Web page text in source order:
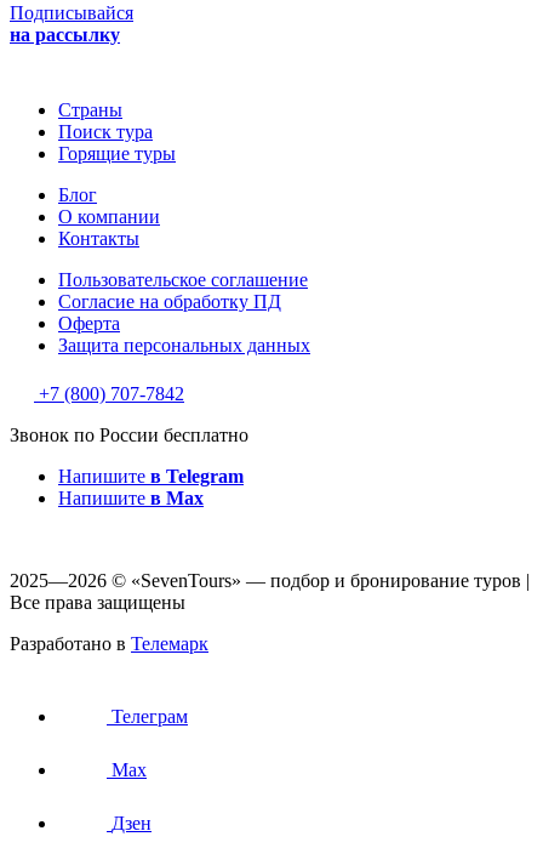
Подписывайся
на рассылку
Страны
Поиск тура
Горящие туры
Блог
О компании
Контакты
Пользовательское соглашение
Согласие на обработку ПД
Оферта
Защитa персональных данных
+7 (800) 707-7842
Звонок по России бесплатно
Напишите в Telegram
Напишите в Max
2025—2026 © «SevenTours» — подбор и бронирование туров |
Все права защищены
Разработано в Телемарк
Телеграм
Max
Дзен